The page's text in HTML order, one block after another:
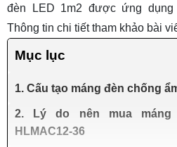
đèn LED 1m2 được ứng dụng
Thông tin chi tiết tham khảo bài
Mục lục
1. Cấu tạo máng đèn chống
2. Lý do nên mua máng
HLMAC12-36